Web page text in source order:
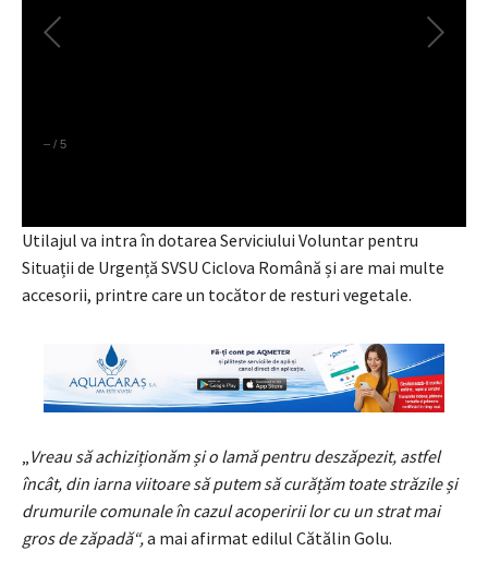
– / 5
Utilajul va intra în dotarea Serviciului Voluntar pentru
Situații de Urgență SVSU Ciclova Română și are mai multe
accesorii, printre care un tocător de resturi vegetale.
Vreau să achiziționăm și o lamă pentru deszăpezit, astfel
încât, din iarna viitoare să putem să curățăm toate străzile și
drumurile comunale în cazul acoperirii lor cu un strat mai
gros de zăpadă“,a mai afirmat edilul Cătălin Golu.